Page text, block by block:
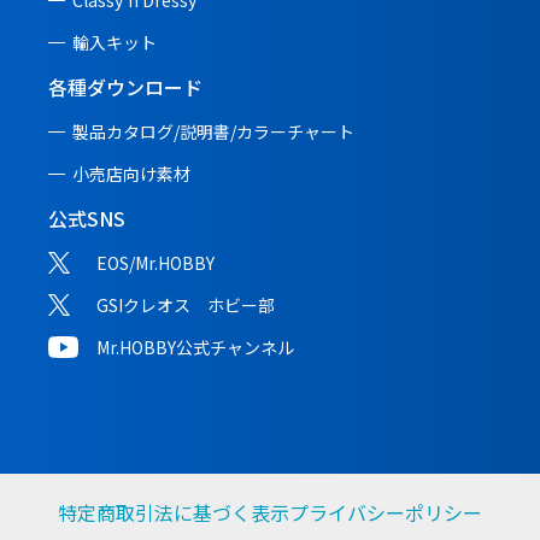
輸入キット
各種ダウンロード
製品カタログ/説明書/カラーチャート
小売店向け素材
公式SNS
EOS/Mr.HOBBY
GSIクレオス ホビー部
Mr.HOBBY公式チャンネル
特定商取引法に基づく表示プライバシーポリシー